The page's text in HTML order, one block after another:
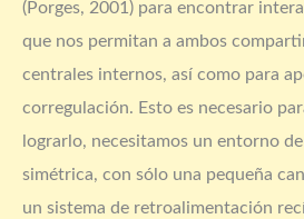
(Porges, 2001) para encontrar
que nos permitan a ambos
centrales internos, así como para
corregulación. Esto es necesario
lograrlo, necesitamos un entorno
simétrica, con sólo una pequeña
un sistema de retroalimentación